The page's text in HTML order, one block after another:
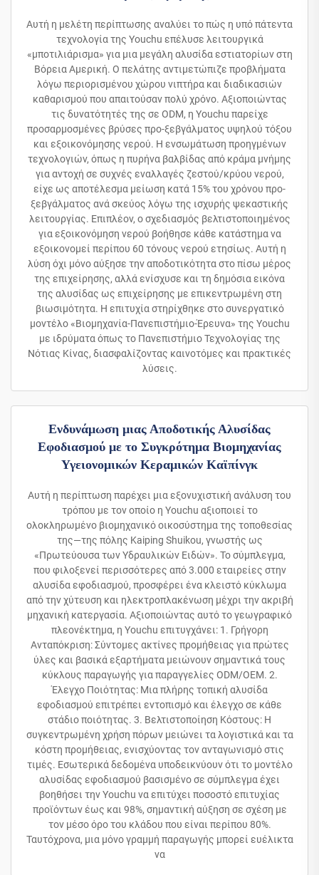
Αυτή η μελέτη περίπτωσης αναλύει το πώς η υπό πάτεντα
τεχνολογία της Youchu επέλυσε λειτουργικά
«μποτιλιάρισμα» για μια μεγάλη αλυσίδα εστιατορίων στη
Βόρεια Αμερική. Ο πελάτης αντιμετώπιζε προβλήματα
λόγω περιορισμένου χώρου νιπτήρα και διαδικασιών
καθαρισμού που απαιτούσαν πολύ χρόνο. Αξιοποιώντας
τις δυνατότητές της σε ODM, η Youchu παρείχε
προσαρμοσμένες βρύσες προ-ξεβγάλματος υψηλού τόξου
και εξοικονόμησης νερού. Η ενσωμάτωση προηγμένων
τεχνολογιών, όπως η πυρήνα βαλβίδας από κράμα μνήμης
για αντοχή σε συχνές εναλλαγές ζεστού/κρύου νερού,
είχε ως αποτέλεσμα μείωση κατά 15% του χρόνου προ-
ξεβγάλματος ανά σκεύος λόγω της ισχυρής ψεκαστικής
λειτουργίας. Επιπλέον, ο σχεδιασμός βελτιστοποιημένος
για εξοικονόμηση νερού βοήθησε κάθε κατάστημα να
εξοικονομεί περίπου 60 τόνους νερού ετησίως. Αυτή η
λύση όχι μόνο αύξησε την αποδοτικότητα στο πίσω μέρος
της επιχείρησης, αλλά ενίσχυσε και τη δημόσια εικόνα
της αλυσίδας ως επιχείρησης με επικεντρωμένη στη
βιωσιμότητα. Η επιτυχία στηρίχθηκε στο συνεργατικό
μοντέλο «Βιομηχανία-Πανεπιστήμιο-Έρευνα» της Youchu
με ιδρύματα όπως το Πανεπιστήμιο Τεχνολογίας της
Νότιας Κίνας, διασφαλίζοντας καινοτόμες και πρακτικές
λύσεις.
Ενδυνάμωση μιας Αποδοτικής Αλυσίδας
Εφοδιασμού με το Συγκρότημα Βιομηχανίας
Υγειονομικών Κεραμικών Καϊπίνγκ
Αυτή η περίπτωση παρέχει μια εξονυχιστική ανάλυση του
τρόπου με τον οποίο η Youchu αξιοποιεί το
ολοκληρωμένο βιομηχανικό οικοσύστημα της τοποθεσίας
της—της πόλης Kaiping Shuikou, γνωστής ως
«Πρωτεύουσα των Υδραυλικών Ειδών». Το σύμπλεγμα,
που φιλοξενεί περισσότερες από 3.000 εταιρείες στην
αλυσίδα εφοδιασμού, προσφέρει ένα κλειστό κύκλωμα
από την χύτευση και ηλεκτροπλακένωση μέχρι την ακριβή
μηχανική κατεργασία. Αξιοποιώντας αυτό το γεωγραφικό
πλεονέκτημα, η Youchu επιτυγχάνει: 1. Γρήγορη
Ανταπόκριση: Σύντομες ακτίνες προμήθειας για πρώτες
ύλες και βασικά εξαρτήματα μειώνουν σημαντικά τους
κύκλους παραγωγής για παραγγελίες ODM/OEM. 2.
Έλεγχο Ποιότητας: Μια πλήρης τοπική αλυσίδα
εφοδιασμού επιτρέπει εντοπισμό και έλεγχο σε κάθε
στάδιο ποιότητας. 3. Βελτιστοποίηση Κόστους: Η
συγκεντρωμένη χρήση πόρων μειώνει τα λογιστικά και τα
κόστη προμήθειας, ενισχύοντας τον ανταγωνισμό στις
τιμές. Εσωτερικά δεδομένα υποδεικνύουν ότι το μοντέλο
αλυσίδας εφοδιασμού βασισμένο σε σύμπλεγμα έχει
βοηθήσει την Youchu να επιτύχει ποσοστό επιτυχίας
προϊόντων έως και 98%, σημαντική αύξηση σε σχέση με
τον μέσο όρο του κλάδου που είναι περίπου 80%.
Ταυτόχρονα, μια μόνο γραμμή παραγωγής μπορεί ευέλικτα
να